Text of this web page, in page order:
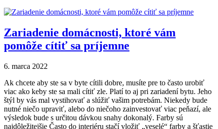
Zariadenie domácnosti, ktoré vám
pomôže cítiť sa príjemne
6. marca 2022
Ak chcete aby ste sa v byte cítili dobre, musíte pre to často urobiť
viac ako keby ste sa mali cítiť zle. Platí to aj pri zariadení bytu. Jeho
štýl by vás mal vystihovať a slúžiť vašim potrebám. Niekedy bude
nutné niečo upraviť, alebo do niečoho zainvestovať viac peňazí, ale
výsledok bude s určitou dávkou snahy dokonalý. Farby sú
najdôležitejšie Často do interiéru stačí vložiť „veselé“ farby a šťastie